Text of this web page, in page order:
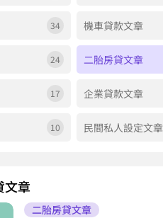
34 機車貸款文章
24 二胎房貸文章
17 企業貸款文章
10 民間私人設定文章
文章
二胎房貸文章